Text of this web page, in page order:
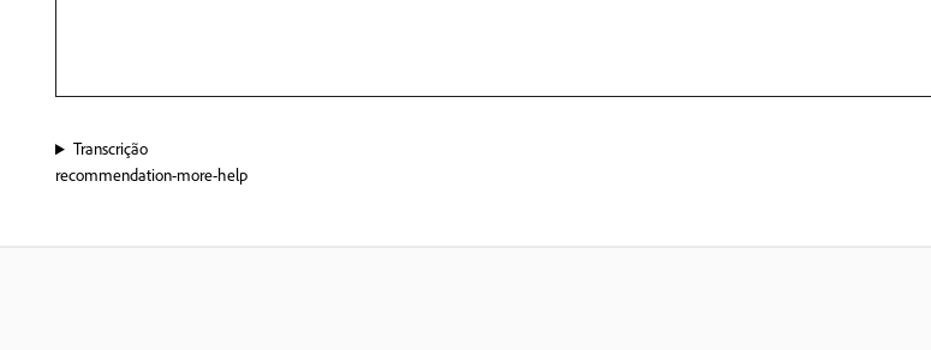
Transcrição
recommendation-more-help